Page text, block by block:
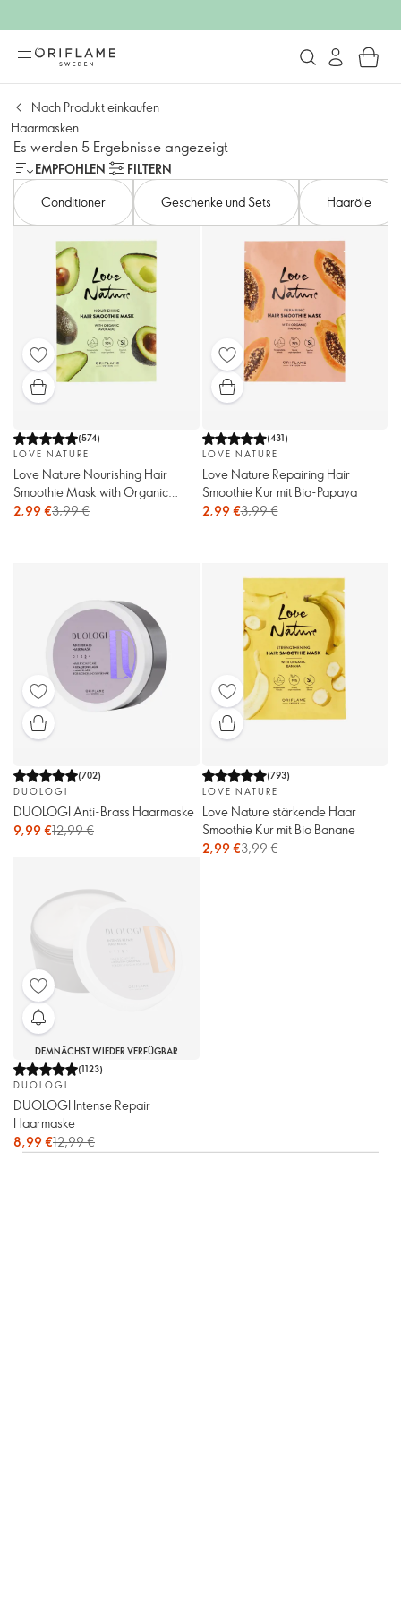
Nach Produkt einkaufen
Haarmasken
Es werden 5 Ergebnisse angezeigt
EMPFOHLEN
FILTERN
Conditioner
Geschenke und Sets Haaröle
(574)
LOVE NATURE
Love Nature Nourishing Hair
Smoothie Mask with Organic
Avocado
2,99 €3,99 €
(431)
LOVE NATURE
Love Nature Repairing Hair
Smoothie Kur mit Bio-Papaya
2,99 €3,99 €
(702)
DUOLOGI
DUOLOGI Anti-Brass Haarmaske
9,99 €12,99 €
(793)
LOVE NATURE
Love Nature stärkende Haar
Smoothie Kur mit Bio Banane
2,99 €3,99 €
DEMNÄCHST WIEDER VERFÜGBAR
(1123)
DUOLOGI
DUOLOGI Intense Repair
Haarmaske
8,99 €12,99 €